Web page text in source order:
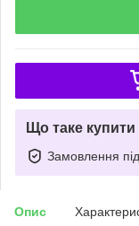
Що таке
Замовлення
Опис